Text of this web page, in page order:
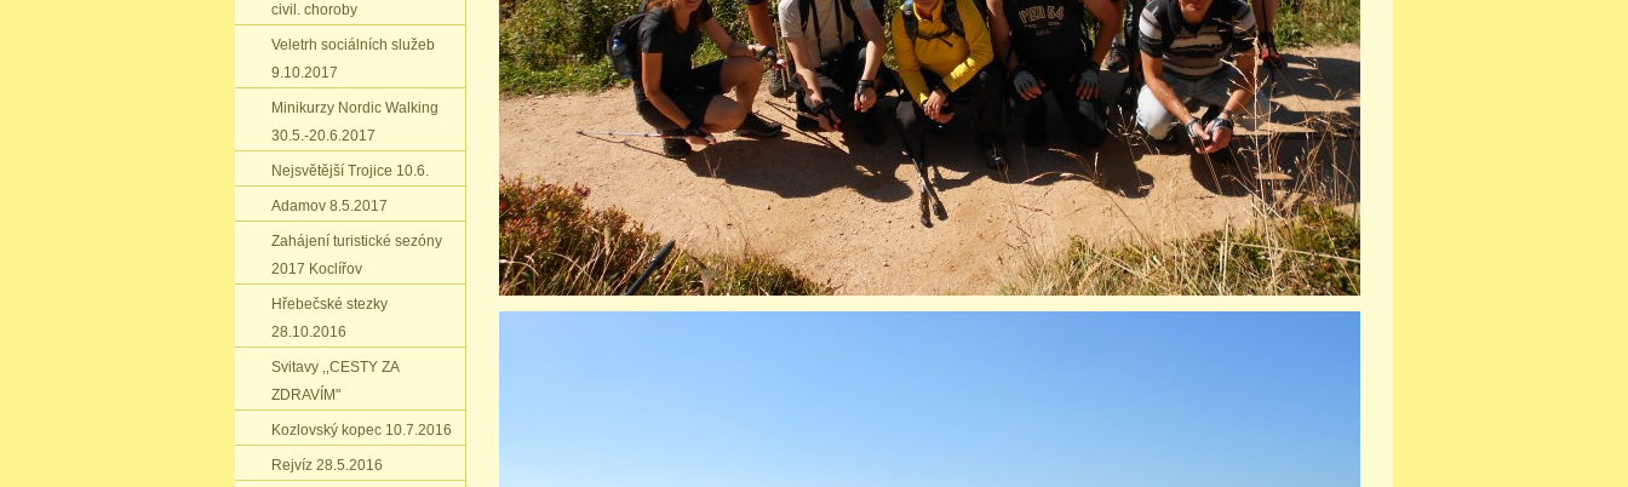
civil. choroby
Veletrh sociálních služeb
9.10.2017
Minikurzy Nordic Walking
30.5.-20.6.2017
Nejsvětější Trojice 10.6.
Adamov 8.5.2017
Zahájení turistické sezóny
2017 Koclířov
Hřebečské stezky
28.10.2016
Svitavy ‚‚CESTY ZA
ZDRAVÍM"
Kozlovský kopec 10.7.2016
Rejvíz 28.5.2016